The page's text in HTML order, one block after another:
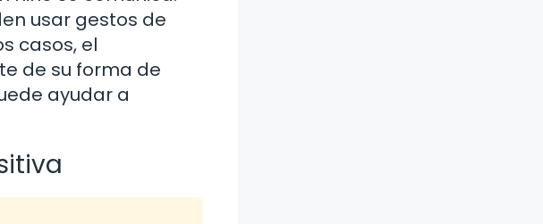
usar gestos de
casos, el
de su forma de
ayudar a